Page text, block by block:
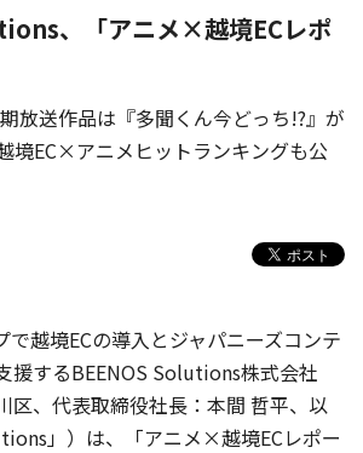
、「アニメ×越境ECレポ
放送作品は『多聞くん今どっち!?』が
境EC×アニメヒットランキングも公
で越境ECの導入とジャパニーズコンテ
援するBEENOS Solutions株式会社
区、代表取締役社長：本間 哲平、以
」）は、「アニメ×越境ECレポー